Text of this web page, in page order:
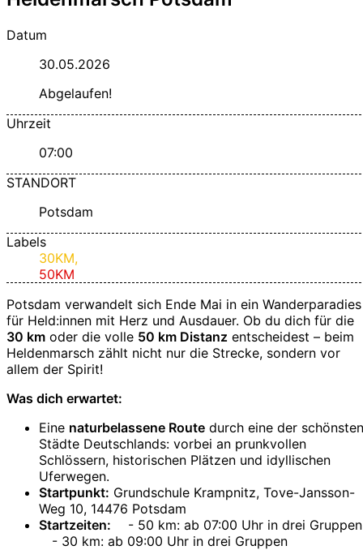
Datum
30.05.2026
Abgelaufen!
Uhrzeit
07:00
STANDORT
Potsdam
Labels
30KM,
50KM
Potsdam verwandelt sich Ende Mai in ein Wanderparadies
für Held:innen mit Herz und Ausdauer. Ob du dich für die
30 km oder die volle 50 km Distanz entscheidest – beim
Heldenmarsch zählt nicht nur die Strecke, sondern vor
allem der Spirit!
Was dich erwartet:
Eine naturbelassene Route durch eine der schönsten
Städte Deutschlands: vorbei an prunkvollen
Schlössern, historischen Plätzen und idyllischen
Uferwegen.
Startpunkt: Grundschule Krampnitz, Tove-Jansson-
Weg 10, 14476 Potsdam
Startzeiten: - 50 km: ab 07:00 Uhr in drei Gruppen
- 30 km: ab 09:00 Uhr in drei Gruppen